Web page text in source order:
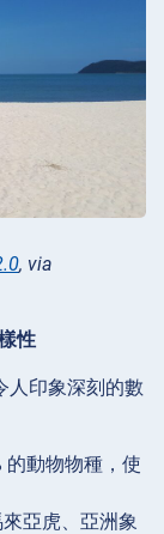
, via
性
人印象深刻的數
的動物物種，使
亞虎、亞洲象